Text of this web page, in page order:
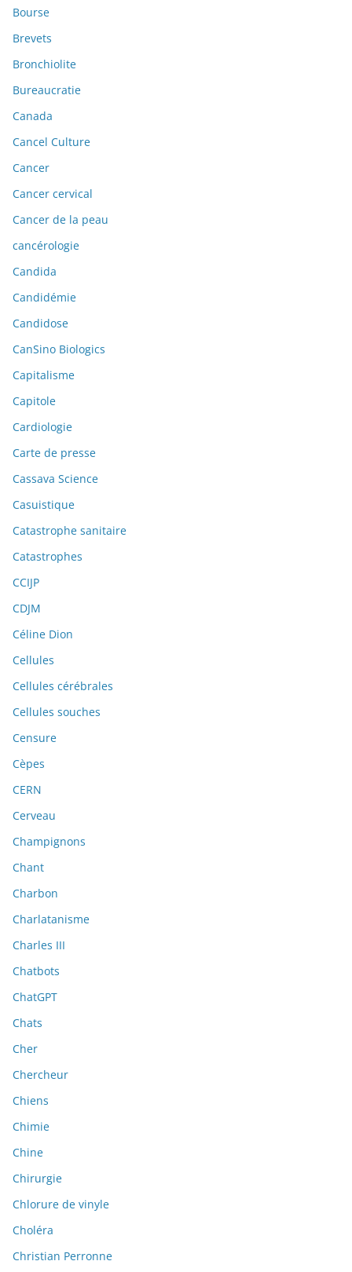
Bourse
Brevets
Bronchiolite
Bureaucratie
Canada
Cancel Culture
Cancer
Cancer cervical
Cancer de la peau
cancérologie
Candida
Candidémie
Candidose
CanSino Biologics
Capitalisme
Capitole
Cardiologie
Carte de presse
Cassava Science
Casuistique
Catastrophe sanitaire
Catastrophes
CCIJP
CDJM
Céline Dion
Cellules
Cellules cérébrales
Cellules souches
Censure
Cèpes
CERN
Cerveau
Champignons
Chant
Charbon
Charlatanisme
Charles III
Chatbots
ChatGPT
Chats
Cher
Chercheur
Chiens
Chimie
Chine
Chirurgie
Chlorure de vinyle
Choléra
Christian Perronne